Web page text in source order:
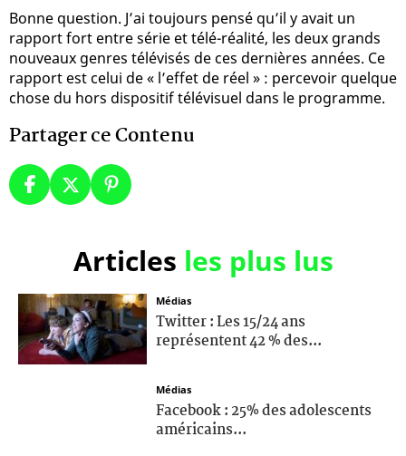
Bonne question. J’ai toujours pensé qu’il y avait un
rapport fort entre série et télé-réalité, les deux grands
nouveaux genres télévisés de ces dernières années. Ce
rapport est celui de « l’effet de réel » : percevoir quelque
chose du hors dispositif télévisuel dans le programme.
Partager ce Contenu
Articles les plus lus
Médias
Twitter : Les 15/24 ans
représentent 42 % des...
Médias
Facebook : 25% des adolescents
américains...